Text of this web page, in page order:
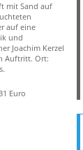
mit Sand auf
auf eine
und
Joachim Kerzel
Auftritt. Ort:
Euro